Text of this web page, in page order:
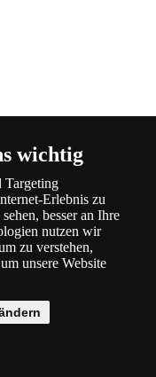
wichtig
Targeting
Erlebnis zu
besser an Ihre
nutzen wir
zu verstehen,
unsere Website